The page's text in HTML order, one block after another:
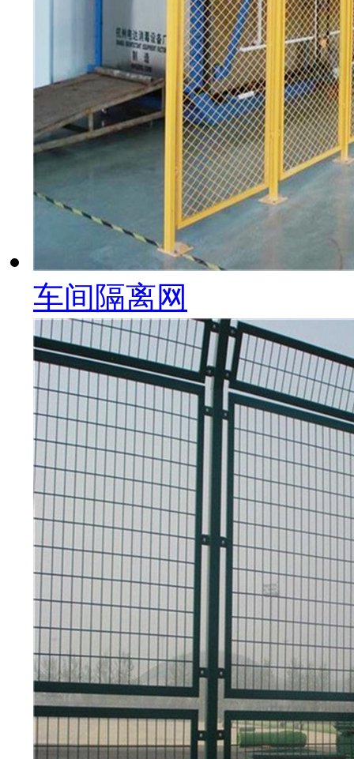
车间隔离网